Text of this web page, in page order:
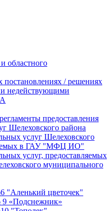
областного
постановлениях / решениях
недействующими
предоставления
Шелеховского района
услуг Шелеховского
в ГАУ "МФЦ ИО"
услуг, предоставляемых
муниципального
"Аленький цветочек"
9 «Подснежник»